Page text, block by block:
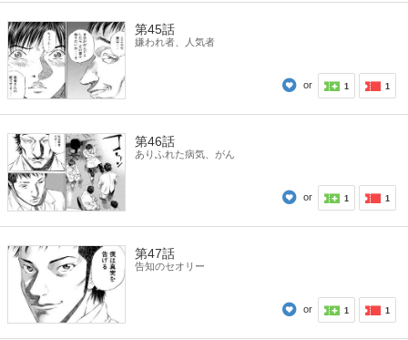
第45話
嫌われ者、人気者
or 1 1
第46話
ありふれた病気、がん
or 1 1
第47話
告知のセオリー
or 1 1